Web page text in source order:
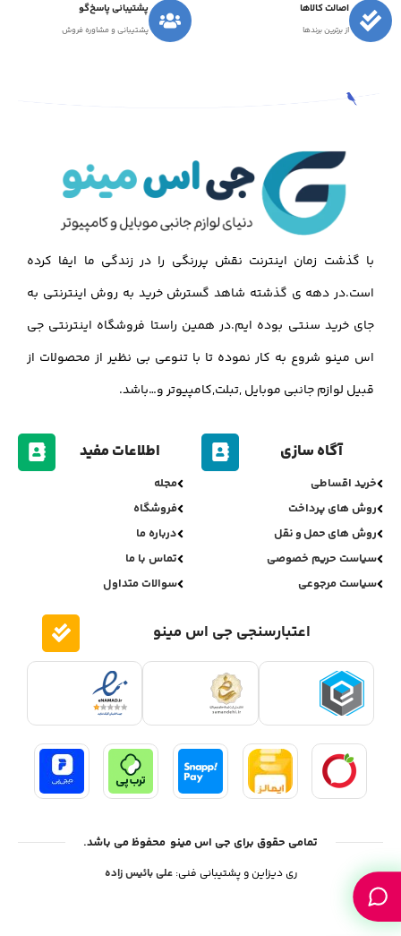
اصالت کالاها
از برترین برندها
پشتیبانی پاسخ‌گو
پشتیبانی و مشاوره فروش
با گذشت زمان اینترنت نقش پررنگی را در زندگی ما ایفا کرده
است.در دهه ی گذشته شاهد گسترش خرید به روش اینترنتی به
جای خرید سنتی بوده ایم.در همین راستا فروشگاه اینترنتی جی
اس مینو شروع به کار نموده تا با تنوعی بی نظیر از محصولات از
قبیل لوازم جانبی موبایل ,تبلت,کامپیوتر و…باشد.
آگاه سازی
خرید اقساطی
روش های پرداخت
روش های حمل و نقل
سیاست حریم خصوصی
سیاست مرجوعی
اطلاعات مفید
مجله
فروشگاه
درباره ما
تماس با ما
سوالات متداول
اعتبارسنجی جی اس مینو
تمامی حقوق برای جی اس مینو محفوظ می باشد.
ری دیزاین و پشتیبانی فنی:علی بائیس زاده